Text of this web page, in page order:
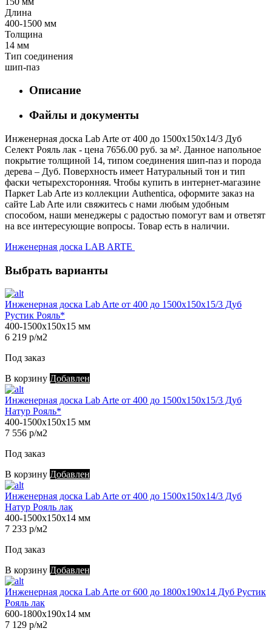
Длина
400-1500 мм
Толщина
14 мм
Тип соединения
шип-паз
Описание
Файлы и документы
Инженерная доска Lab Arte от 400 до 1500х150х14/3 Дуб
Селект Рояль лак - цена 7656.00 руб. за м². Данное напольное
покрытие толщиной 14, типом соединения шип-паз и порода
дерева – Дуб. Поверхность имеет Натуральный тон и тип
фаски четырехсторонняя. Чтобы купить в интернет-магазине
Паркет Lab Arte из коллекции Authentica, оформите заказ на
сайте Lab Arte или свяжитесь с нами любым удобным
способом, наши менеджеры с радостью помогут вам и ответят
на все интересующие вопросы. Товар есть в наличии.
Инженерная доска LAB ARTE
Выбрать варианты
Инженерная доска Lab Arte от 400 до 1500х150х15/3 Дуб
Рустик Рояль*
400-1500х150х15 мм
6 219 р/м2
Под заказ
В корзину Добавлен
Инженерная доска Lab Arte от 400 до 1500х150х15/3 Дуб
Натур Рояль*
400-1500х150х15 мм
7 556 р/м2
Под заказ
В корзину Добавлен
Инженерная доска Lab Arte от 400 до 1500х150х14/3 Дуб
Натур Рояль лак
400-1500х150х14 мм
7 233 р/м2
Под заказ
В корзину Добавлен
Инженерная доска Lab Arte от 600 до 1800х190х14 Дуб Рустик
Рояль лак
600-1800х190х14 мм
7 129 р/м2